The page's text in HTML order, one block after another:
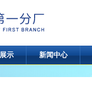
示 新闻中心